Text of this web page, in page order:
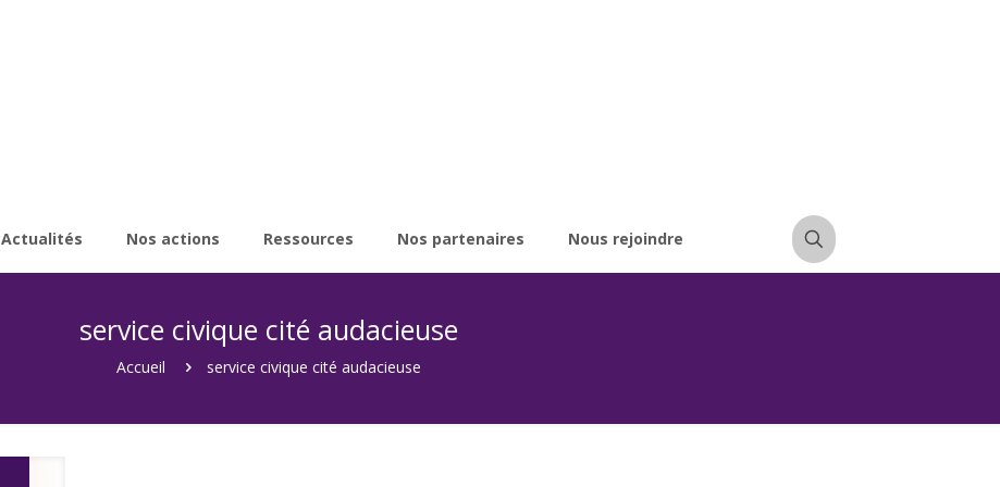
Actualités Nos actions Ressources Nos partenaires Nous rejoindre
service civique cité audacieuse
Accueil service civique cité audacieuse